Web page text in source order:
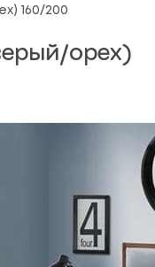
160/200
орех)